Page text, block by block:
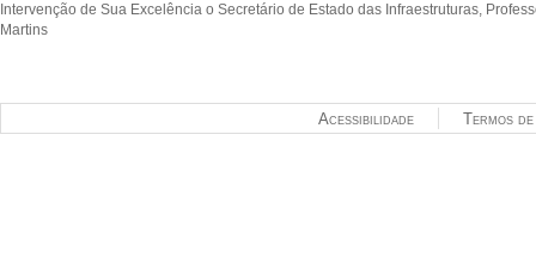
Intervenção de Sua Excelência o Secretário de Estado das Infraestruturas,
Martins
Termos
Acessibilidade